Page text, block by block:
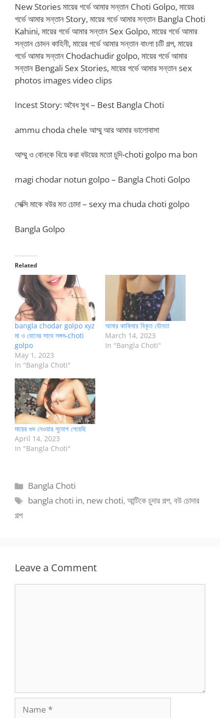
New Stories মায়ের গর্ভে আমার সন্তান Choti Golpo, মায়ের
গর্ভে আমার সন্তান Story, মায়ের গর্ভে আমার সন্তান Bangla Choti
Kahini, মায়ের গর্ভে আমার সন্তান Sex Golpo, মায়ের গর্ভে আমার
সন্তান চোদন কাহিনী, মায়ের গর্ভে আমার সন্তান বাংলা চটি গল্প, মায়ের
গর্ভে আমার সন্তান Chodachudir golpo, মায়ের গর্ভে আমার
সন্তান Bengali Sex Stories, মায়ের গর্ভে আমার সন্তান sex
photos images video clips
Incest Story: অবৈধ সুখ – Best Bangla Choti
ammu choda chele আম্মু আর আমার ভালোবাসা
আম্মু ও বোনকে বিয়ে করা বউয়ের মতো চুদি-choti golpo ma bon
magi chodar notun golpo – Bangla Choti Golpo
সেক্সি মাকে বউর মত চোদা – sexy ma chuda choti golpo
Bangla Golpo
Related
bangla chodar golpo xyz
মা ও বোনের সাথে সঙ্গম-choti
golpo
May 1, 2023
In "Bangla Choti"
আমার কাকিমার বিকৃত যৌনতা
March 14, 2023
In "Bangla Choti"
মায়ের গুদ নেওয়ার সুযোগ পেয়েছি
April 14, 2023
In "Bangla Choti"
Categories
Bangla Choti
Tags
bangla choti in, new choti,আন্টিকে চুদার গল্প,বউ চোদার
গল্প
Leave a Comment